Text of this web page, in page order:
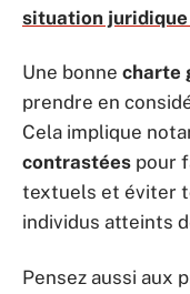
situation juridique
Une bonne charte
prendre en
Cela implique
contrastées pour
textuels et éviter
individus atteints
Pensez aussi aux